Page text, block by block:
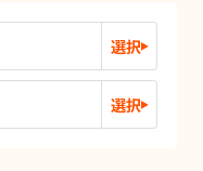
選択
選択